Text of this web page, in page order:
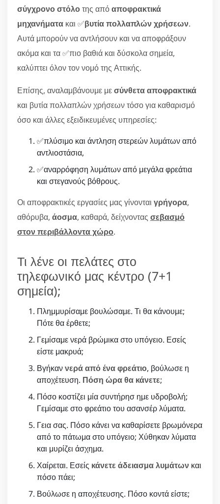
σύγχρονο στόλοτης απόαποφρακτικά
μηχανήματα και ✅βυτία πολλαπλών χρήσεων.
Αυτά μπορούν να αντλήσουν και να αποφράξουν
ακόμα και τα ✅πιο βαθιά και δύσκολα σημεία,
καλύπτει όλον τον νομό της Αττικής.
Επίσης, αναλαμβάνουμε μεσύνθετα αποφρακτικά
και βυτία πολλαπλών χρήσεων τόσο για καθαρισμό
όσο και άλλες εξειδικευμένες υπηρεσίες:
✅πλύσιμο και άντληση στερεών λυμάτων από
αντλιοστάσια,
✅αναρρόφηση λυμάτων από μεγάλα φρεάτια
και στεγανούς βόθρους.
Οι αποφρακτικές εργασίες μας γίνονται γρήγορα,
αθόρυβα, άοσμα, καθαρά, δείχνοντας σεβασμό
στον περιβάλλοντα χώρο.
Τι λένε οι πελάτες στο
τηλεφωνικό μας κέντρο (7+1
σημεία);
Πλημμυρίσαμε βουλώσαμε. Τι θα κάνουμε;
Πότε θα έρθετε;
Γεμίσαμε νερά βρώμικα στο υπόγειο. Εσείς
είστε μακρυά;
Βγήκαννερά από ένα φρεάτιο, βούλωσε η
αποχέτευση. Πόση ώρα θα κάνετε;
Πόσο κοστίζει μία συντήρησ ημε υδροβολή;
Γεμίσαμε στο φρεάτιο του ασανσέρ λύματα.
Γεια σας. Πόσο κάνει να καθαρίσετε βρωμόνερα
από το πάτωμα στο υπόγειο; Χύθηκαν λύματα
και μυρίζει άσχημα.
Χαίρεται. Εσείς κάνετε άδειασμα λυμάτων και
πόσο πάει;
Βούλωσε η αποχέτευσης. Πόσο κοντά είστε;